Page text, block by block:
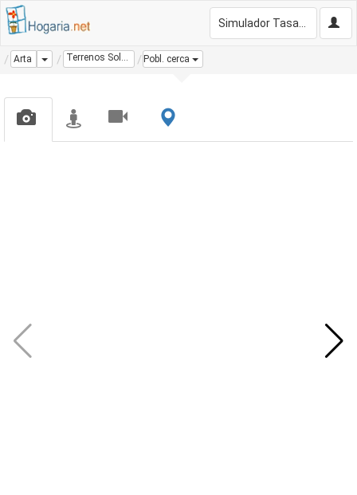
Arta Dropdown Terrenos Solares Pobl. cerca